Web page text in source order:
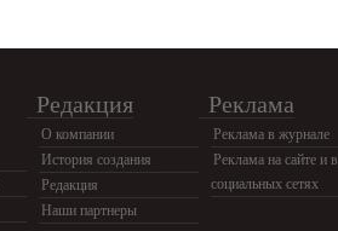
Редакция
О компании
История создания
Редакция
Наши партнеры
Реклама
Реклама в журнале
Реклама на сайте и в
социальных сетях